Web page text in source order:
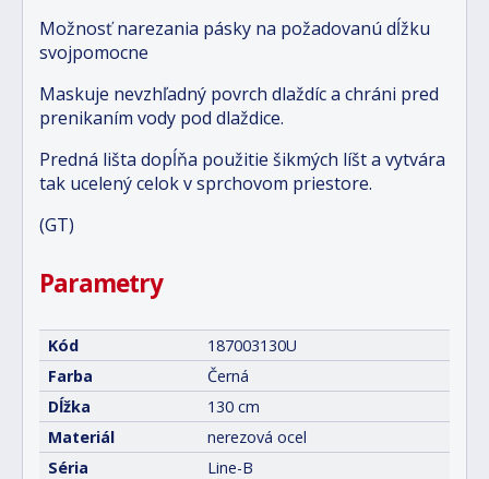
Možnosť narezania pásky na požadovanú dĺžku
svojpomocne
Maskuje nevzhľadný povrch dlaždíc a chráni pred
prenikaním vody pod dlaždice.
Predná lišta dopĺňa použitie šikmých líšt a vytvára
tak ucelený celok v sprchovom priestore.
(GT)
Parametry
Kód
187003130U
Farba
Černá
Dĺžka
130 cm
Materiál
nerezová ocel
Séria
Line-B